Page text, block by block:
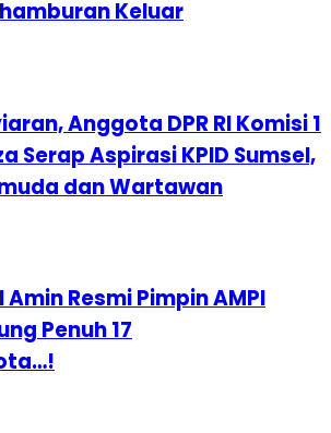
Keluar
Anggota DPR RI Komisi 1
Serap Aspirasi KPID Sumsel,
dan Wartawan
Resmi Pimpin AMPI
Penuh 17